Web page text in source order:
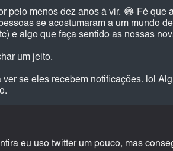
pelo menos dez anos à vir. 😂 Fé que
se acostumaram a um mundo de
e algo que faça sentido as nossas
um jeito.
se eles recebem notificações. lol
eu uso twitter um pouco, mas